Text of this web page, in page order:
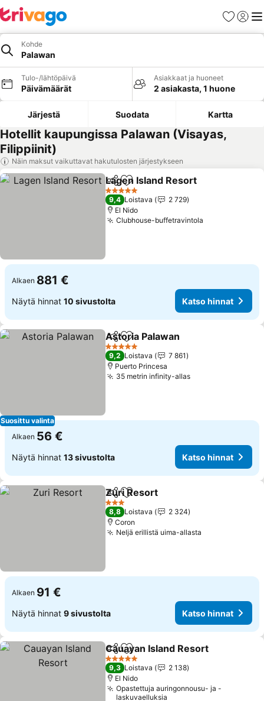
Suosikit
Kohde
Palawan
Tulo-/lähtöpäivä
Päivämäärät
Asiakkaat ja huoneet
2 asiakasta, 1 huone
Järjestä Suodata Kartta
Hotellit kaupungissa Palawan (Visayas,
Filippiinit)
Näin maksut vaikuttavat hakutulosten järjestykseen
Jaa Lisää suosikkeihin
Lagen Island Resort
5 Tähtiluokitus
9,4 Loistava
2 729
El Nido
Clubhouse-buffetravintola
Alkaen 881 €
Näytä hinnat 10 sivustolta Katso hinnat
Suosittu valinta
Jaa Lisää suosikkeihin
Astoria Palawan
5 Tähtiluokitus
9,2 Loistava
7 861
Puerto Princesa
35 metrin infinity-allas
Alkaen 56 €
Näytä hinnat 13 sivustolta Katso hinnat
Jaa Lisää suosikkeihin
Zuri Resort
3 Tähtiluokitus
8,8 Loistava
2 324
Coron
Neljä erillistä uima-allasta
Alkaen 91 €
Näytä hinnat 9 sivustolta Katso hinnat
Jaa Lisää suosikkeihin
Cauayan Island Resort
5 Tähtiluokitus
9,3 Loistava
2 138
El Nido
Opastettuja auringonnousu- ja -
laskuvaelluksia